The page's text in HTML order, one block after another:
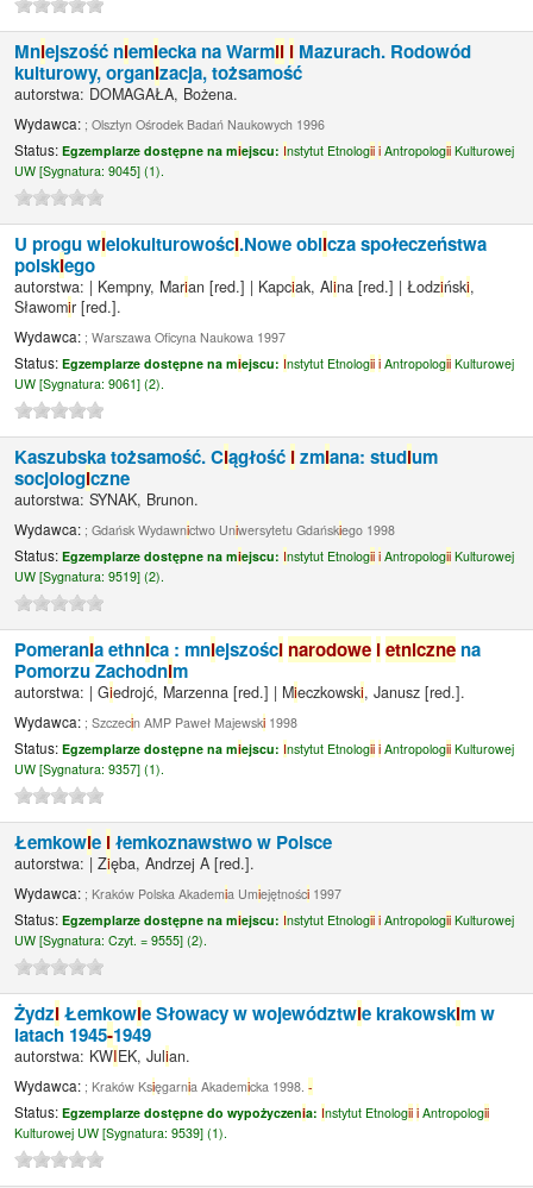
Mniejszość niemiecka na Warmii i Mazurach. Rodowód
kulturowy, organizacja, tożsamość
autorstwa: DOMAGAŁA, Bożena.
Wydawca: ; Olsztyn Ośrodek Badań Naukowych 1996
Status:Egzemplarze dostępne na miejscu: Instytut Etnologii i Antropologii Kulturowej
UW [Sygnatura:9045] (1).
U progu wielokulturowości.Nowe oblicza społeczeństwa
polskiego
autorstwa: | Kempny, Marian [red.] | Kapciak, Alina [red.] |Łodziński,
Sławomir [red.].
Wydawca: ; Warszawa Ofcyna Naukowa 1997
Status:Egzemplarze dostępne na miejscu: Instytut Etnologii i Antropologii Kulturowej
UW [Sygnatura:9061] (2).
Kaszubska tożsamość. Ciągłość izmiana: studium
socjologiczne
autorstwa:SYNAK, Brunon.
Wydawca: ; Gdańsk Wydawnictwo Uniwersytetu Gdańskiego 1998
Status:Egzemplarze dostępne na miejscu: Instytut Etnologii i Antropologii Kulturowej
UW [Sygnatura:9519] (2).
Pomerania ethnica : mniejszości narodowe ietniczne na
Pomorzu Zachodnim
autorstwa: |Giedrojć, Marzenna [red.] | Mieczkowski, Janusz [red.].
Wydawca: ; Szczecin AMP Paweł Majewski 1998
Status:Egzemplarze dostępne na miejscu: Instytut Etnologii i Antropologii Kulturowej
UW [Sygnatura:9357] (1).
Łemkowie iłemkoznawstwo w Polsce
autorstwa: |Zięba, Andrzej A [red.].
Wydawca: ; Kraków Polska Akademia Umiejętności 1997
Status:Egzemplarze dostępne na miejscu: Instytut Etnologii i Antropologii Kulturowej
UW [Sygnatura:Czyt. = 9555] (2).
ŻydziŁemkowie Słowacy w województwie krakowskim w
latach 1945-1949
autorstwa: KWIEK, Julian.
Wydawca: ; Kraków Księgarnia Akademicka 1998.-
Status:Egzemplarze dostępne do wypożyczenia: Instytut Etnologii i Antropologii
Kulturowej UW [Sygnatura:9539] (1).